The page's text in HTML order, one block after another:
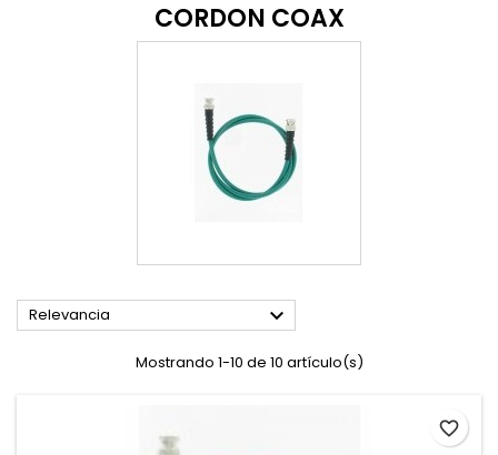
CORDON COAX
Relevancia 
Mostrando 1-10 de 10 artículo(s)
favorite_border